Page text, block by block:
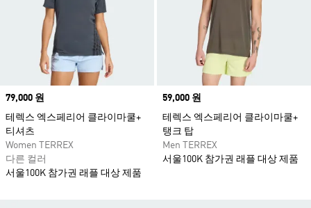
Price
79,000 원
테렉스 엑스페리어 클라이마쿨+
티셔츠
Women TERREX
다른 컬러
서울100K 참가권 래플 대상 제품
Price
59,000 원
테렉스 엑스페리어 클라이마쿨+
탱크 탑
Men TERREX
서울100K 참가권 래플 대상 제품